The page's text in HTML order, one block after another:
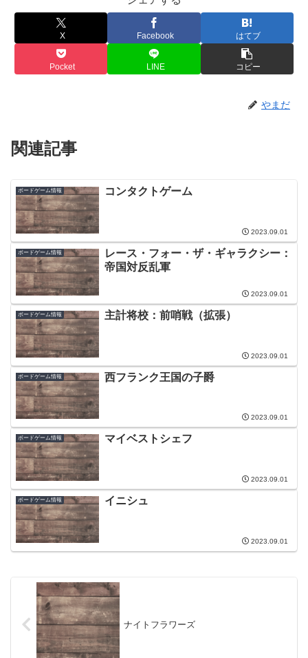
X Facebook はてブ
Pocket LINE コピー
やまだ
関連記事
ボードゲーム情報 コンタクトゲーム
2023.09.01
ボードゲーム情報
レース・フォー・ザ・ギャラクシー：
帝国対反乱軍
2023.09.01
ボードゲーム情報 主計将校：前哨戦（拡張）
2023.09.01
ボードゲーム情報 西フランク王国の子爵
2023.09.01
ボードゲーム情報 マイベストシェフ
2023.09.01
ボードゲーム情報 イニシュ
2023.09.01
ナイトフラワーズ